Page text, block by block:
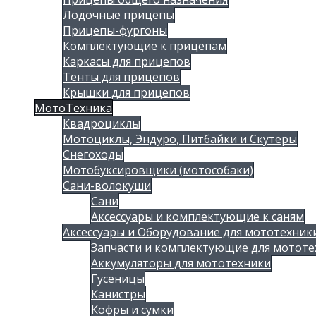
Лодочные прицепы
Прицепы-фургоны
Комплектующие к прицепам
Каркасы для прицепов
Тенты для прицепов
Крышки для прицепов
МотоТехника
Квадроциклы
Мотоциклы, Эндуро, Питбайки и Скутеры
Снегоходы
Мотобуксировщики (мотособаки)
Сани-волокуши
Сани
Аксессуары и комплектующие к саням
Аксессуары и Оборудование для
Запчасти и комплектующие для
Аккумуляторы для мототехники
Гусеницы
Канистры
Кофры и сумки